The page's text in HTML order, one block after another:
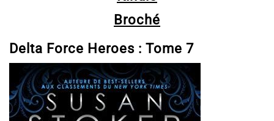
Broché
Delta Force Heroes : Tome 7